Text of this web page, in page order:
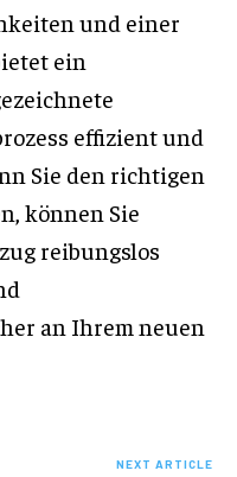
und einer
ein
effizient und
Sie den richtigen
können Sie
reibungslos
an Ihrem neuen
NEXT ARTICLE